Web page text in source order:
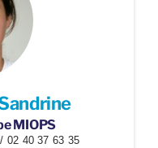
MIOPS
02 40 37 63 35